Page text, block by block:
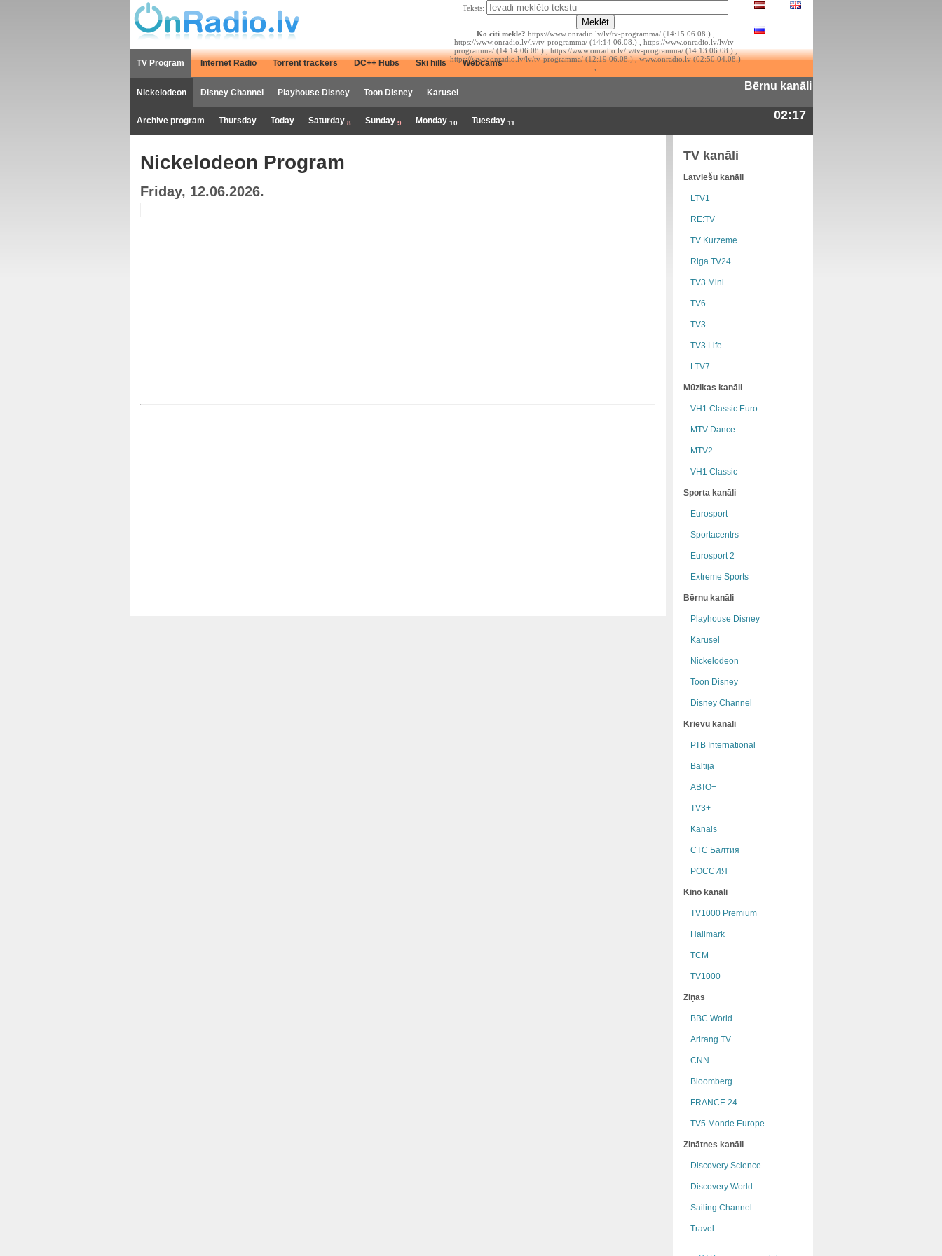
Teksts:
Ko citi meklē? https://www.onradio.lv/lv/tv-programma/ (14:15 06.08.) ,
https://www.onradio.lv/lv/tv-programma/ (14:14 06.08.) , https://www.onradio.lv/lv/tv-
programma/ (14:14 06.08.) , https://www.onradio.lv/lv/tv-programma/ (14:13 06.08.) ,
https://www.onradio.lv/lv/tv-programma/ (12:19 06.08.) , www.onradio.lv (02:50 04.08.)
TV Program Internet Radio Torrent trackers DC++ Hubs Ski hills Webcams
Nickelodeon Disney Channel Playhouse Disney Toon Disney Karusel
Bērnu kanāli
Archive program Thursday Today Saturday 8 Sunday 9 Monday 10 Tuesday 11
02:17
Nickelodeon Program
Friday, 12.06.2026.
TV kanāli
Latviešu kanāli
LTV1
RE:TV
TV Kurzeme
Riga TV24
TV3 Mini
TV6
TV3
TV3 Life
LTV7
Mūzikas kanāli
VH1 Classic Euro
MTV Dance
MTV2
VH1 Classic
Sporta kanāli
Eurosport
Sportacentrs
Eurosport 2
Extreme Sports
Bērnu kanāli
Playhouse Disney
Karusel
Nickelodeon
Toon Disney
Disney Channel
Krievu kanāli
РТB International
Baltija
АВТО+
TV3+
Kanāls
СТС Балтия
РОССИЯ
Kino kanāli
TV1000 Premium
Hallmark
TCM
TV1000
Ziņas
BBC World
Arirang TV
CNN
Bloomberg
FRANCE 24
TV5 Monde Europe
Zinātnes kanāli
Discovery Science
Discovery World
Sailing Channel
Travel